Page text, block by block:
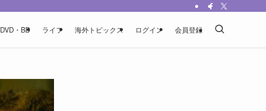
DVD・BD ライフ 海外トピックス ログイン 会員登録